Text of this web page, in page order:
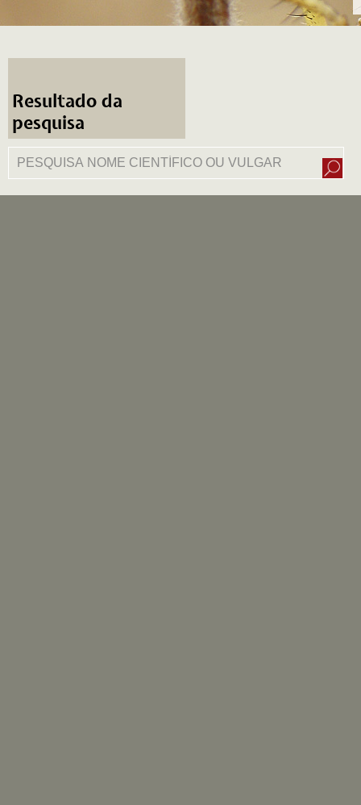
Resultado da
pesquisa